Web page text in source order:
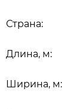
Длина, м:
Ширина, м:
Страна: